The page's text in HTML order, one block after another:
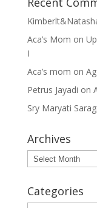
Aca’s Mom on
I
Aca’s mom on
Petrus Jayadi on
Sry Maryati
Archives
Archives
Categories